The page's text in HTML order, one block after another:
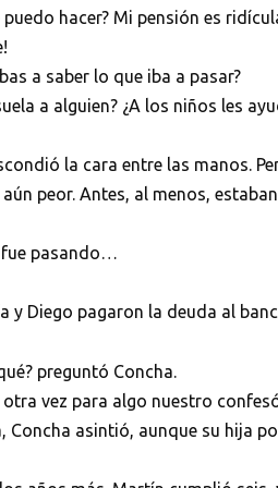
puedo hacer? Mi pensión es
a saber lo que iba a pasar?
a alguien? ¿A los niños les
la cara entre las manos.
aún peor. Antes, al menos,
fue pasando…
y Diego pagaron la deuda al
preguntó Concha.
vez para algo nuestro
Concha asintió, aunque su hija